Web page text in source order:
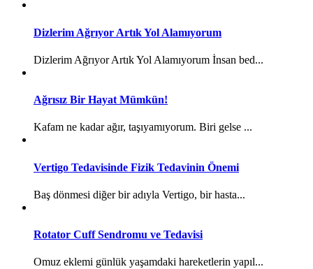
Dizlerim Ağrıyor Artık Yol Alamıyorum
Dizlerim Ağrıyor Artık Yol Alamıyorum İnsan bed...
Ağrısız Bir Hayat Mümkün!
Kafam ne kadar ağır, taşıyamıyorum. Biri gelse ...
Vertigo Tedavisinde Fizik Tedavinin Önemi
Baş dönmesi diğer bir adıyla Vertigo, bir hasta...
Rotator Cuff Sendromu ve Tedavisi
Omuz eklemi günlük yaşamdaki hareketlerin yapıl...